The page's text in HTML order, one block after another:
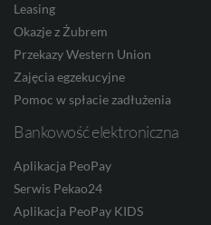
Leasing
Okazje z Żubrem
Przekazy Western Union
Zajęcia egzekucyjne
Pomoc w spłacie zadłużenia
Bankowość elektroniczna
Aplikacja PeoPay
Serwis Pekao24
Aplikacja PeoPay KIDS